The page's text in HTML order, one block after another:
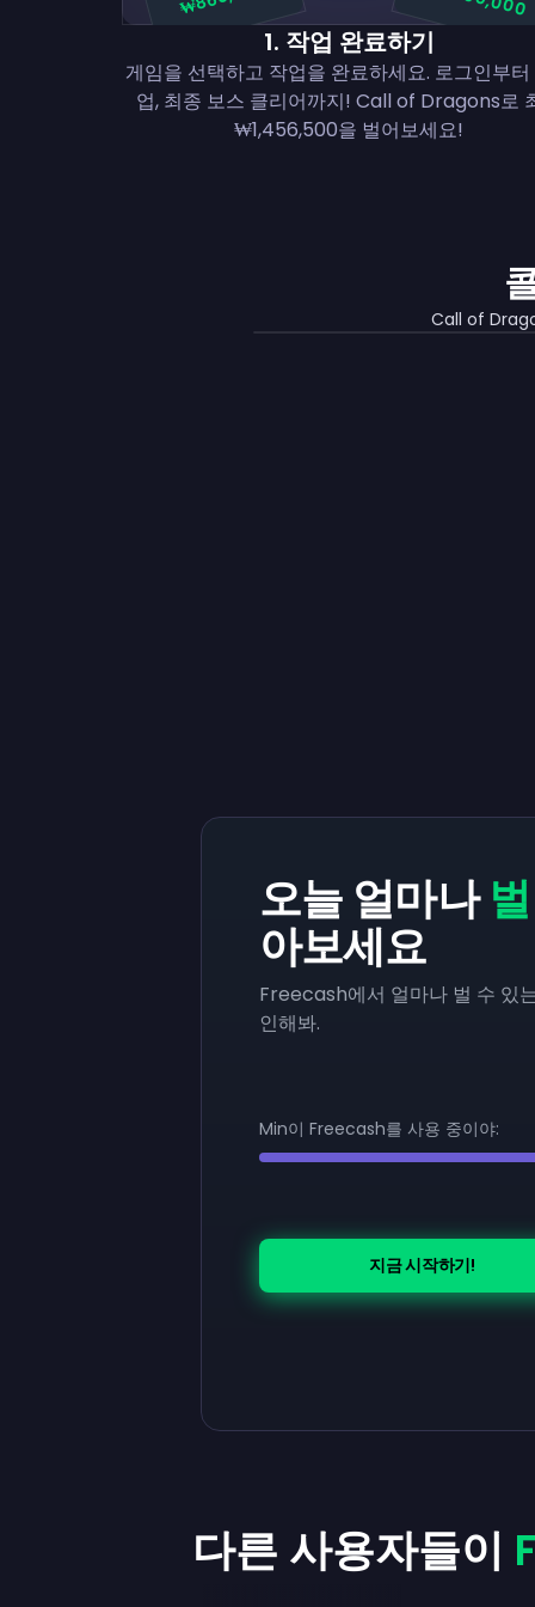
1. 작업 완료하기
게임을 선택하고 작업을 완료하세요. 로그인부
업, 최종 보스 클리어까지! Call of Dragons로
₩1,456,500을 벌어보세요!
Call of
오늘 얼마나
아보세요
Freecash에서 얼마나 벌 수 있
인해봐.
Min이 Freecash를 사용 중이야:
지금 시작하기!
다른 사용자들이